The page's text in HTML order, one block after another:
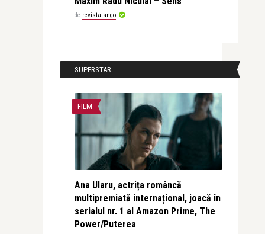
de revistatango
SUPERSTAR
FILM
Ana Ularu, actrița româncă
multipremiată internațional, joacă în
serialul nr. 1 al Amazon Prime, The
Power/Puterea